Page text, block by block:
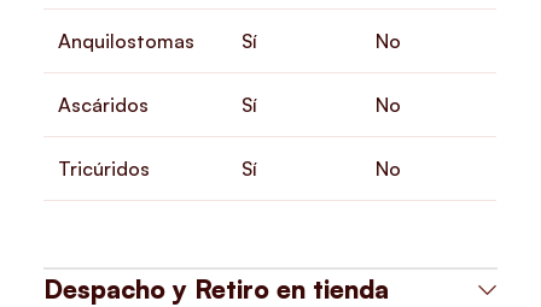
Anquilostomas Sí No
Ascáridos Sí No
Tricúridos Sí No
Despacho y Retiro en tienda